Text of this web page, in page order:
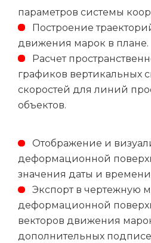
параметров системы
Построение
движения марок в плане.
Расчет
графиков вертикальных
скоростей для линий
объектов.
Отображение и
деформационной
значения даты и
Экспорт в чертежную
деформационной
векторов движения
дополнительных
Email
Название